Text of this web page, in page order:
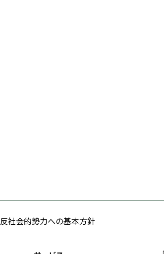
反社会的勢力への基本方針